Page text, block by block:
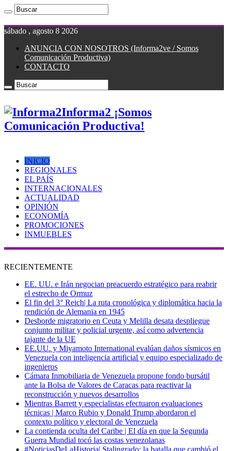
sábado , agosto 8 2026
ANUNCIA CON NOSOTROS (Informa2ve / Somos
Comunicación Productiva)
CONTACTO
Informa2 ¡Somos
Comunicación Productiva!
INICIO
REGIONALES
EL PAÍS
INTERNACIONALES
ACTUALIDAD
OPINIÓN
ECONOMÍA
PROMOCIONES
INMUEBLES
RECIENTEMENTE
EE. UU. e Irán negocian preacuerdo estratégico para reabrir
el estrecho de Ormuz
El fin del 3° Reich| La ruta cronológica y diplomática hacia la
rendición de Alemania en 1945
Desborde migratorio en Ceuta y Melilla desata despliegue
conjunto militar y policial urgente, así como advertencia
tajante de la UE
EE.UU. y Miyamoto International evalúan daños sísmicos en
Venezuela con inteligencia artificial y equipo especializado de
ingenieros
Cámara Inmobiliaria de Venezuela propone fondo bursátil
ante la Bolsa de Valores de Caracas para reactivar la
reconstrucción y nuevos desarrollos
Mientras Barrett y especialistas efectuaron evaluaciones
técnicas | Marco Rubio y Donald Trump abordaron el
contexto político y electoral de Venezuela
La contienda oculta del Caribe | El día en que la Segunda
Guerra Mundial tocó las costas venezolanas
#NoticiasDeLaHistoria| Stalingrado: la batalla que cambió el